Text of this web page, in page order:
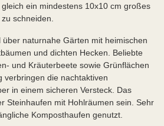
ein mindestens 10x10 cm großes
schneiden.
naturnahe Gärten mit heimischen
und dichten Hecken. Beliebte
und Kräuterbeete sowie Grünflächen
verbringen die nachtaktiven
in einem sicheren Versteck. Das
Steinhaufen mit Hohlräumen sein. Sehr
Komposthaufen genutzt.